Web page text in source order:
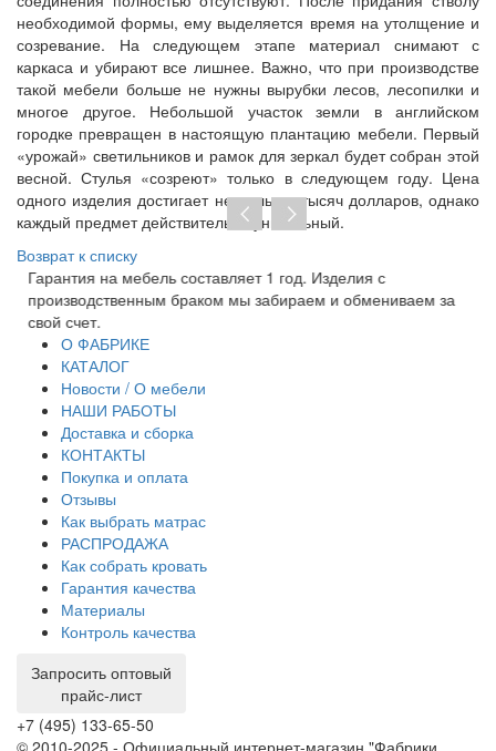
необходимой формы, ему выделяется время на утолщение и
созревание. На следующем этапе материал снимают с
каркаса и убирают все лишнее. Важно, что при производстве
такой мебели больше не нужны вырубки лесов, лесопилки и
многое другое. Небольшой участок земли в английском
городке превращен в настоящую плантацию мебели. Первый
«урожай» светильников и рамок для зеркал будет собран этой
весной. Стулья «созреют» только в следующем году. Цена
одного изделия достигает нескольких тысяч долларов, однако
каждый предмет действительно уникальный.
Возврат к списку
Гарантия на мебель составляет 1 год. Изделия с
производственным браком мы забираем и обмениваем за
свой счет.
О ФАБРИКЕ
КАТАЛОГ
Новости / О мебели
НАШИ РАБОТЫ
Доставка и сборка
КОНТАКТЫ
Покупка и оплата
Отзывы
Как выбрать матрас
РАСПРОДАЖА
Как собрать кровать
Гарантия качества
Материалы
Контроль качества
Запросить оптовый
прайс-лист
+7 (495) 133-65-50
© 2010-2025 - Официальный интернет-магазин "Фабрики